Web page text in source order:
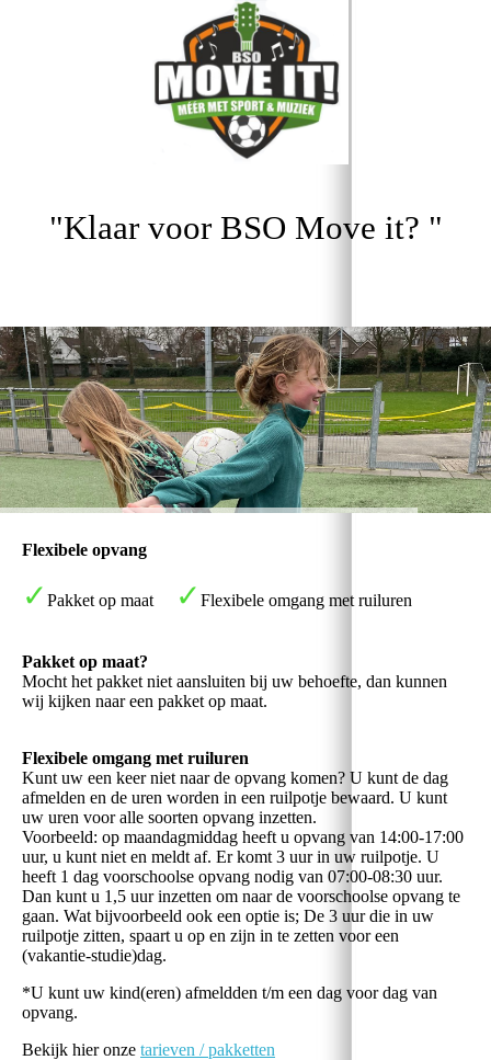
"Klaar voor BSO Move it? "
Flexibele opvang
✓ Pakket op maat ✓ Flexibele omgang met ruiluren
Pakket op maat?
Mocht het pakket niet aansluiten bij uw behoefte, dan kunnen
wij kijken naar een pakket op maat.
Flexibele omgang met ruiluren
Kunt uw een keer niet naar de opvang komen? U kunt de dag
afmelden en de uren worden in een ruilpotje bewaard. U kunt
uw uren voor alle soorten opvang inzetten.
Voorbeeld: op maandagmiddag heeft u opvang van 14:00-17:00
uur, u kunt niet en meldt af. Er komt 3 uur in uw ruilpotje. U
heeft 1 dag voorschoolse opvang nodig van 07:00-08:30 uur.
Dan kunt u 1,5 uur inzetten om naar de voorschoolse opvang te
gaan. Wat bijvoorbeeld ook een optie is; De 3 uur die in uw
ruilpotje zitten, spaart u op en zijn in te zetten voor een
(vakantie-studie)dag.
*U kunt uw kind(eren) afmeldden t/m een dag voor dag van
opvang.
Bekijk hier onze tarieven / pakketten